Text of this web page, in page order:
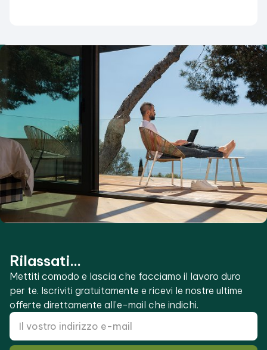
Rilassati...
Mettiti comodo e lascia che facciamo il lavoro duro
per te. Iscriviti gratuitamente e ricevi le nostre ultime
offerte direttamente all’e-mail che indichi.